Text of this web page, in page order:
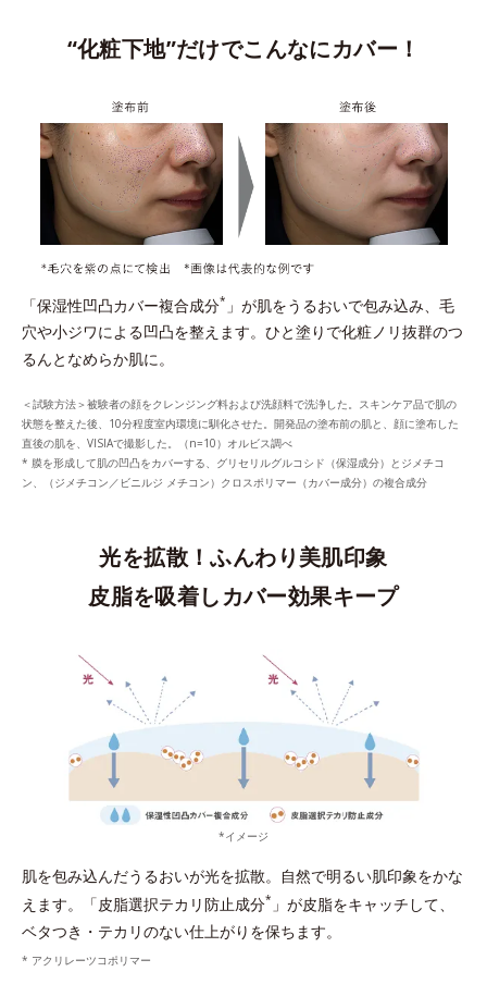
“化粧下地”だけでこんなにカバー！
「保湿性凹凸カバー複合成分* 」が肌をうるおいで包み込み、毛
穴や小ジワによる凹凸を整えます。ひと塗りで化粧ノリ抜群のつ
るんとなめらか肌に。
＜試験方法＞被験者の顔をクレンジング料および洗顔料で洗浄した。スキンケア品で肌の
状態を整えた後、10分程度室内環境に馴化させた。開発品の塗布前の肌と、顔に塗布した
直後の肌を、VISIAで撮影した。（n=10）オルビス調べ
* 膜を形成して肌の凹凸をカバーする、グリセリルグルコシド（保湿成分）とジメチコ
ン、（ジメチコン／ビニルジ メチコン）クロスポリマー（カバー成分）の複合成分
光を拡散！ふんわり美肌印象
皮脂を吸着しカバー効果キープ
*イメージ
肌を包み込んだうるおいが光を拡散。自然で明るい肌印象をかな
えます。「皮脂選択テカリ防止成分* 」が皮脂をキャッチして、
ベタつき・テカリのない仕上がりを保ちます。
* アクリレーツコポリマー